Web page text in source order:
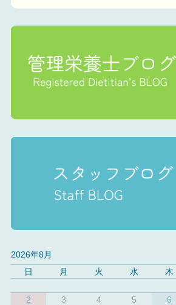
2026年8月
日
月 火 水 木
2
3 4 5 6